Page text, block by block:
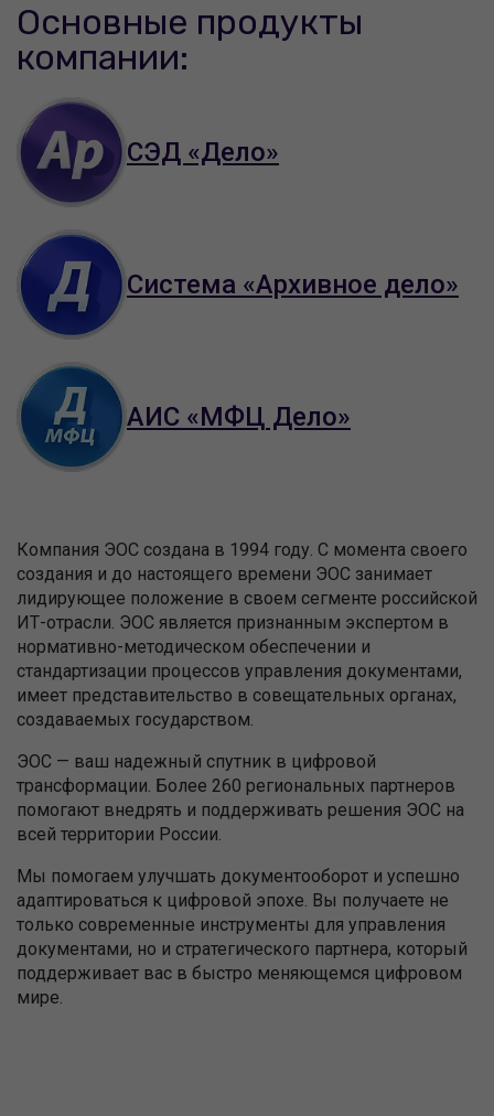
Основные продукты
компании:
СЭД «Дело»
Система «Архивное дело»
АИС «МФЦ Дело»
Компания ЭОС создана в 1994 году. С момента своего
создания и до настоящего времени ЭОС занимает
лидирующее положение в своем сегменте российской
ИТ-отрасли. ЭОС является признанным экспертом в
нормативно-методическом обеспечении и
стандартизации процессов управления документами,
имеет представительство в совещательных органах,
создаваемых государством.
ЭОС — ваш надежный спутник в цифровой
трансформации. Более 260 региональных партнеров
помогают внедрять и поддерживать решения ЭОС на
всей территории России.
Мы помогаем улучшать документооборот и успешно
адаптироваться к цифровой эпохе. Вы получаете не
только современные инструменты для управления
документами, но и стратегического партнера, который
поддерживает вас в быстро меняющемся цифровом
мире.